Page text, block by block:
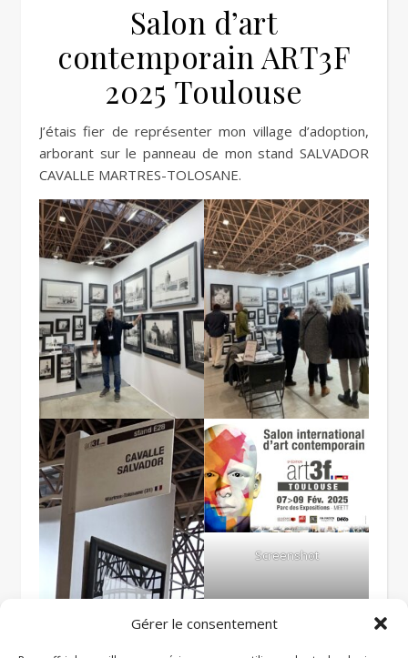
Gérer le consentement
Salon d’art
contemporain ART3F
2025 Toulouse
J’étais fier de représenter mon village d’adoption,
arborant sur le panneau de mon stand SALVADOR
CAVALLE MARTRES-TOLOSANE.
Screenshot
Voir les autres tranches de vie